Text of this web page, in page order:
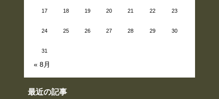
17 18 19 20 21 22 23
24 25 26 27 28 29 30
31
« 8月
最近の記事